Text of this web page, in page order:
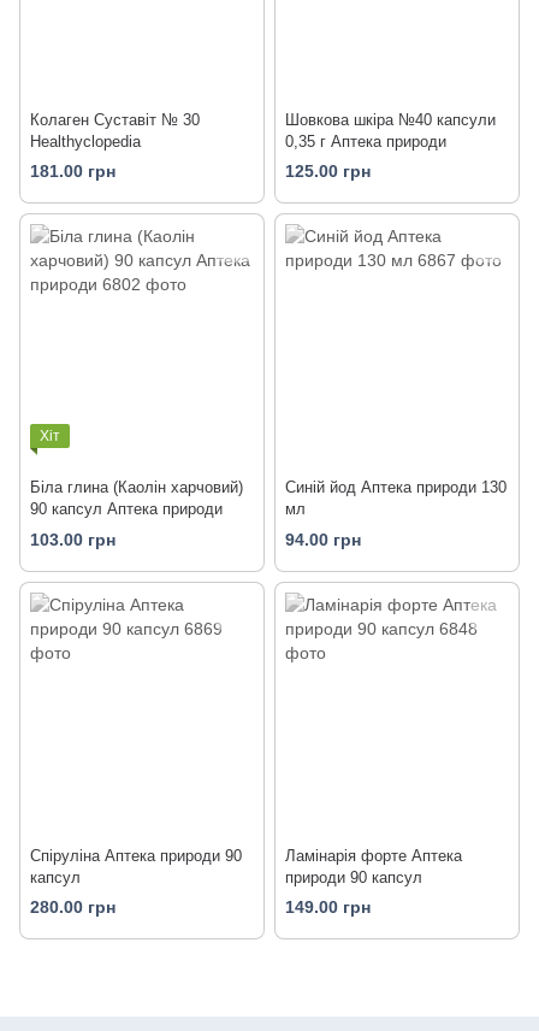
Колаген Суставіт № 30
Healthyclopedia
181.00 грн
Шовкова шкіра №40 капсули
0,35 г Аптека природи
125.00 грн
Хіт
Біла глина (Каолін харчовий)
90 капсул Аптека природи
103.00 грн
Синій йод Аптека природи 130
мл
94.00 грн
Спіруліна Аптека природи 90
капсул
280.00 грн
Ламінарія форте Аптека
природи 90 капсул
149.00 грн